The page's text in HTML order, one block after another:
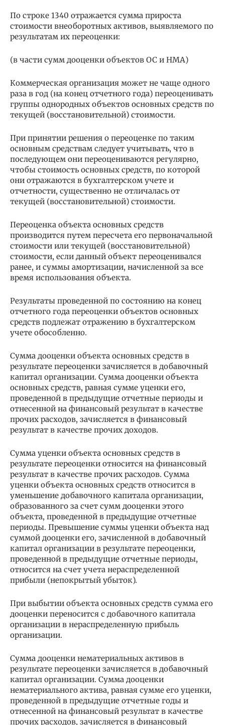
По строке 1340 отражается сумма прироста
стоимости внеоборотных активов, выявляемого по
результатам их переоценки:
(в части сумм дооценки объектов ОС и НМА)
Коммерческая организация может не чаще одного
раза в год (на конец отчетного года) переоценивать
группы однородных объектов основных средств по
текущей (восстановительной) стоимости.
При принятии решения о переоценке по таким
основным средствам следует учитывать, что в
последующем они переоцениваются регулярно,
чтобы стоимость основных средств, по которой
они отражаются в бухгалтерском учете и
отчетности, существенно не отличалась от
текущей (восстановительной) стоимости.
Переоценка объекта основных средств
производится путем пересчета его первоначальной
стоимости или текущей (восстановительной)
стоимости, если данный объект переоценивался
ранее, и суммы амортизации, начисленной за все
время использования объекта.
Результаты проведенной по состоянию на конец
отчетного года переоценки объектов основных
средств подлежат отражению в бухгалтерском
учете обособленно.
Сумма дооценки объекта основных средств в
результате переоценки зачисляется в добавочный
капитал организации. Сумма дооценки объекта
основных средств, равная сумме уценки его,
проведенной в предыдущие отчетные периоды и
отнесенной на финансовый результат в качестве
прочих расходов, зачисляется в финансовый
результат в качестве прочих доходов.
Сумма уценки объекта основных средств в
результате переоценки относится на финансовый
результат в качестве прочих расходов. Сумма
уценки объекта основных средств относится в
уменьшение добавочного капитала организации,
образованного за счет сумм дооценки этого
объекта, проведенной в предыдущие отчетные
периоды. Превышение суммы уценки объекта над
суммой дооценки его, зачисленной в добавочный
капитал организации в результате переоценки,
проведенной в предыдущие отчетные периоды,
относится на счет учета нераспределенной
прибыли (непокрытый убыток).
При выбытии объекта основных средств сумма его
дооценки переносится с добавочного капитала
организации в нераспределенную прибыль
организации.
Сумма дооценки нематериальных активов в
результате переоценки зачисляется в добавочный
капитал организации. Сумма дооценки
нематериального актива, равная сумме его уценки,
проведенной в предыдущие отчетные годы и
отнесенной на финансовый результат в качестве
прочих расходов, зачисляется в финансовый